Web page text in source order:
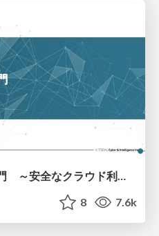
クラウドセキュリティ入門 ～安全なクラウド利用のための基礎知識～
8 7.6k